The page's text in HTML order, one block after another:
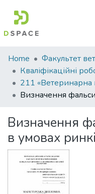
Communities
&
Collections
Statistics
Home
Визначення
в умовах